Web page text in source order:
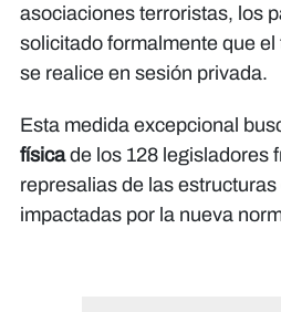
asociaciones terroristas, los
solicitado formalmente que
se realice en sesión privada.
Esta medida excepcional
físicade los 128 legisladores
represalias de las
impactadas por la nueva